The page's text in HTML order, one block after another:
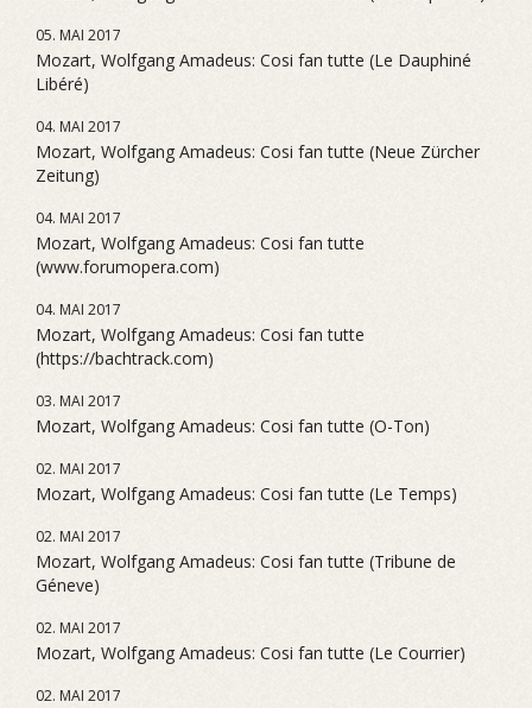
05. MAI 2017
Mozart, Wolfgang Amadeus: Cosi fan tutte (Le Dauphiné
Libéré)
04. MAI 2017
Mozart, Wolfgang Amadeus: Cosi fan tutte (Neue Zürcher
Zeitung)
04. MAI 2017
Mozart, Wolfgang Amadeus: Cosi fan tutte
(www.forumopera.com)
04. MAI 2017
Mozart, Wolfgang Amadeus: Cosi fan tutte
(https://bachtrack.com)
03. MAI 2017
Mozart, Wolfgang Amadeus: Cosi fan tutte (O-Ton)
02. MAI 2017
Mozart, Wolfgang Amadeus: Cosi fan tutte (Le Temps)
02. MAI 2017
Mozart, Wolfgang Amadeus: Cosi fan tutte (Tribune de
Géneve)
02. MAI 2017
Mozart, Wolfgang Amadeus: Cosi fan tutte (Le Courrier)
02. MAI 2017